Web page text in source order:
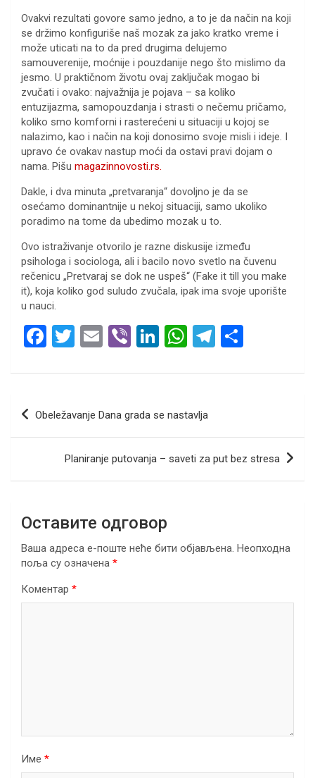
Ovakvi rezultati govore samo jedno, a to je da način na koji
se držimo konfiguriše naš mozak za jako kratko vreme i
može uticati na to da pred drugima delujemo
samouverenije, moćnije i pouzdanije nego što mislimo da
jesmo. U praktičnom životu ovaj zaključak mogao bi
zvučati i ovako: najvažnija je pojava – sa koliko
entuzijazma, samopouzdanja i strasti o nečemu pričamo,
koliko smo komforni i rasterećeni u situaciji u kojoj se
nalazimo, kao i način na koji donosimo svoje misli i ideje. I
upravo će ovakav nastup moći da ostavi pravi dojam o
nama. Pišu magazinnovosti.rs.
Dakle, i dva minuta „pretvaranja“ dovoljno je da se
osećamo dominantnije u nekoj situaciji, samo ukoliko
poradimo na tome da ubedimo mozak u to.
Ovo istraživanje otvorilo je razne diskusije između
psihologa i sociologa, ali i bacilo novo svetlo na čuvenu
rečenicu „Pretvaraj se dok ne uspeš“ (Fake it till you make
it), koja koliko god suludo zvučala, ipak ima svoje uporište
u nauci.
F
ce
b
o
T
tt
er
E
ail
Vi
er
Li
ke
n
W
at
A
p
p
T
e
m
ar
Кретање
Obeležavanje Dana grada se nastavlja
Planiranje putovanja – saveti za put bez stresa
Оставите одговор
Ваша адреса е-поште неће бити објављена. Неопходна
поља су означена *
Коментар *
Име *